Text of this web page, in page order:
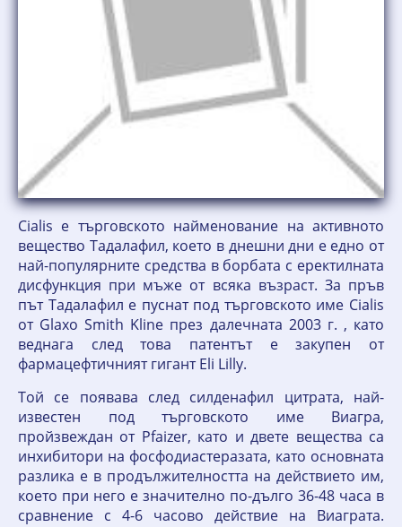
Cialis е търговското найменование на активното
вещество Тадалафил, което в днешни дни е едно от
най-популярните средства в борбата с еректилната
дисфункция при мъже от всяка възраст. За пръв
път Тадалафил е пуснат под търговското име Cialis
от Glaxo Smith Kline през далечната 2003 г. , като
веднага след това патентът е закупен от
фармацефтичният гигант Eli Lilly.
Той се появава след силденафил цитрата, най-
известен под търговското име Виагра,
пройзвеждан от Pfaizer, като и двете вещества са
инхибитори на фосфодиастеразата, като основната
разлика е в продължителността на действието им,
което при него е значително по-дълго 36-48 часа в
сравнение с 4-6 часово действие на Виаграта.